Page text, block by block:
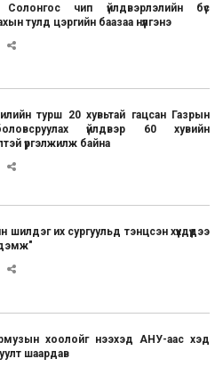
чип үйлдвэрлэлийн бүс
тулд цэргийн баазаа нүүлгэнэ
турш 20 хувьтай гацсан Газрын
үйлдвэр 60 хувийн
үргэлжилж байна
шилдэг их сургуульд тэнцсэн хүүхдүүдээ
хоолойг нээхэд АНУ-аас хэд
шаардав